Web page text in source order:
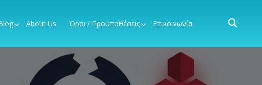
About Us Όροι / Προυποθέσεις Επικοινωνία